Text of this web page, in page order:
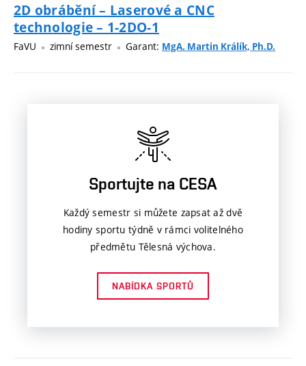
2D obrábění – Laserové a CNC
technologie – 1-2DO-1
FaVU zimní semestr Garant: MgA. Martin Králík, Ph.D.
Sportujte na CESA
Každý semestr si můžete zapsat až dvě
hodiny sportu týdně v rámci volitelného
předmětu Tělesná výchova.
NABÍDKA SPORTŮ